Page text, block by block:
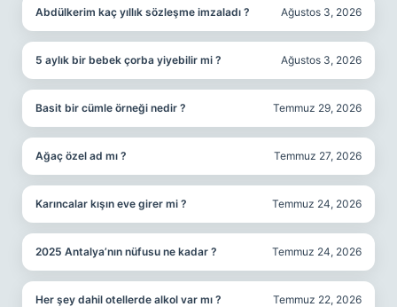
Abdülkerim kaç yıllık sözleşme imzaladı ? Ağustos 3, 2026
5 aylık bir bebek çorba yiyebilir mi ? Ağustos 3, 2026
Basit bir cümle örneği nedir ? Temmuz 29, 2026
Ağaç özel ad mı ? Temmuz 27, 2026
Karıncalar kışın eve girer mi ? Temmuz 24, 2026
2025 Antalya’nın nüfusu ne kadar ? Temmuz 24, 2026
Her şey dahil otellerde alkol var mı ? Temmuz 22, 2026